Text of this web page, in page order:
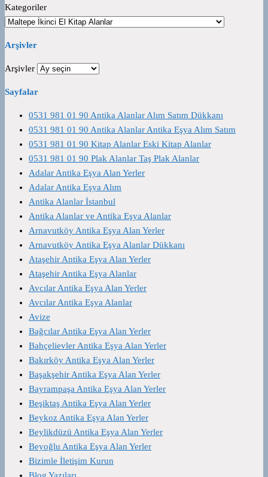
Kategoriler
Arşivler
Arşivler
Sayfalar
0531 981 01 90 Antika Alanlar Alım Satım Dükkanı
0531 981 01 90 Antika Alanlar Antika Eşya Alım Satım
0531 981 01 90 Kitap Alanlar Eski Kitap Alanlar
0531 981 01 90 Plak Alanlar Taş Plak Alanlar
Adalar Antika Eşya Alan Yerler
Adalar Antika Eşya Alım
Antika Alanlar İstanbul
Antika Alanlar ve Antika Eşya Alanlar
Arnavutköy Antika Eşya Alan Yerler
Arnavutköy Antika Eşya Alanlar Dükkanı
Ataşehir Antika Eşya Alan Yerler
Ataşehir Antika Eşya Alanlar
Avcılar Antika Eşya Alan Yerler
Avcılar Antika Eşya Alanlar
Avize
Bağcılar Antika Eşya Alan Yerler
Bahçelievler Antika Eşya Alan Yerler
Bakırköy Antika Eşya Alan Yerler
Başakşehir Antika Eşya Alan Yerler
Bayrampaşa Antika Eşya Alan Yerler
Beşiktaş Antika Eşya Alan Yerler
Beykoz Antika Eşya Alan Yerler
Beylikdüzü Antika Eşya Alan Yerler
Beyoğlu Antika Eşya Alan Yerler
Bizimle İletişim Kurun